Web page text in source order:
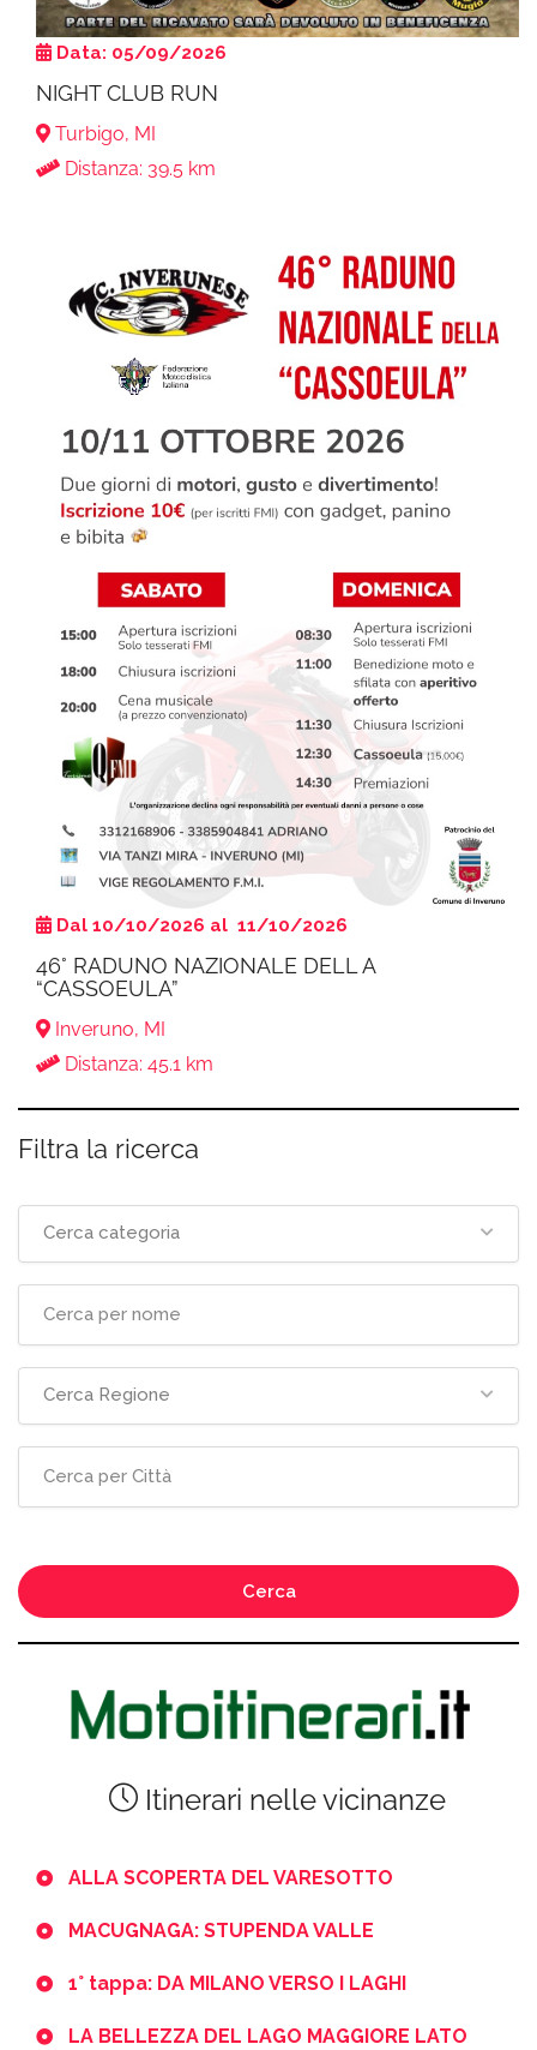
Data: 05/09/2026
NIGHT CLUB RUN
Turbigo, MI
Distanza: 39.5 km
Dal 10/10/2026 al 11/10/2026
46° RADUNO NAZIONALE DELL A
“CASSOEULA”
Inveruno, MI
Distanza: 45.1 km
Filtra la ricerca
Cerca categoria
Cerca Regione
Cerca
Itinerari nelle vicinanze
ALLA SCOPERTA DEL VARESOTTO
MACUGNAGA: STUPENDA VALLE
1° tappa: DA MILANO VERSO I LAGHI
LA BELLEZZA DEL LAGO MAGGIORE LATO